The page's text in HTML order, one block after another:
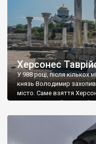
Херсонес
У 988 році, після кількох
князь Володимир захопив
місто. Саме взяття
диктувати свої умови
Херсонесі Володимир-
А потім було Хрещення